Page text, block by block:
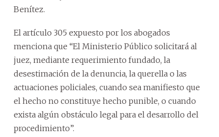
Benítez.
El artículo 305 expuesto por los abogados
menciona que “El Ministerio Público solicitará al
juez, mediante requerimiento fundado, la
desestimación de la denuncia, la querella o las
actuaciones policiales, cuando sea manifiesto que
el hecho no constituye hecho punible, o cuando
exista algún obstáculo legal para el desarrollo del
procedimiento”.